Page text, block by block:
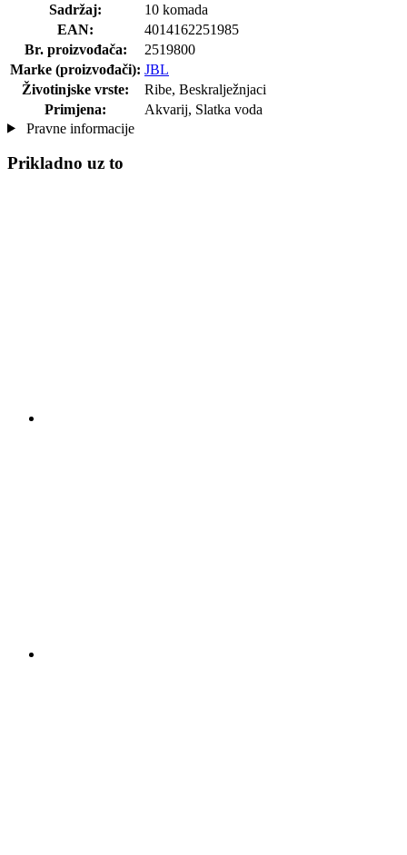
Sadržaj:
10 komada
EAN:
4014162251985
Br. proizvođača:
2519800
Marke (proizvođači): JBL
Životinjske vrste:
Ribe, Beskralježnjaci
Primjena:
Akvarij, Slatka voda
Pravne informacije
Prikladno uz to